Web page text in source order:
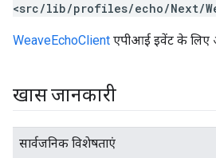
<src/lib/profiles/echo/Next/
WeaveEchoClient एपीआई इवेंट के लिए
खास जानकारी
सार्वजनिक विशेषताएं